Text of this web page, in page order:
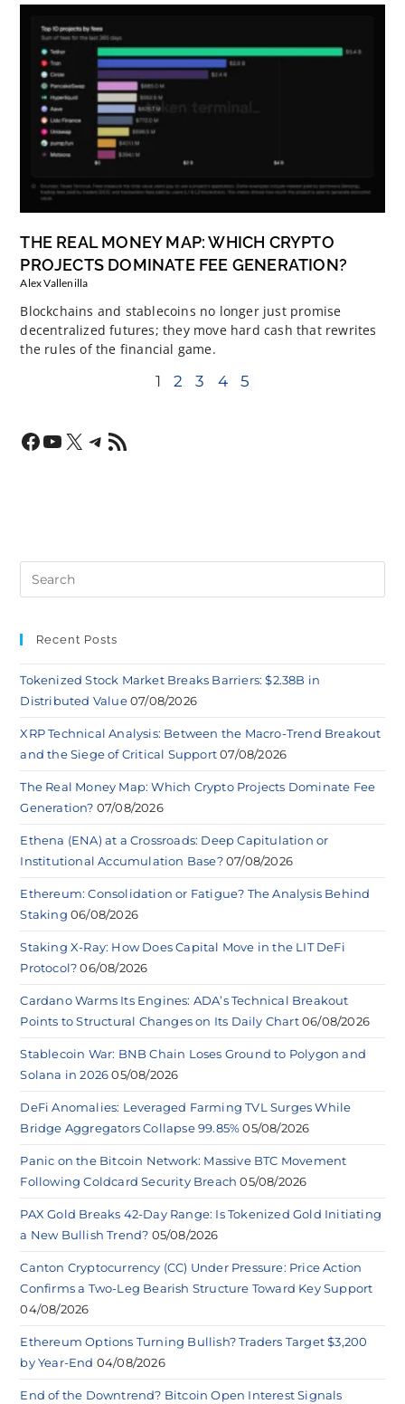
THE REAL MONEY MAP: WHICH CRYPTO
PROJECTS DOMINATE FEE GENERATION?
Alex Vallenilla
Blockchains and stablecoins no longer just promise
decentralized futures; they move hard cash that rewrites
the rules of the financial game.
1 2 3 4 5
Recent Posts
Tokenized Stock Market Breaks Barriers: $2.38B in
Distributed Value 07/08/2026
XRP Technical Analysis: Between the Macro-Trend Breakout
and the Siege of Critical Support 07/08/2026
The Real Money Map: Which Crypto Projects Dominate Fee
Generation? 07/08/2026
Ethena (ENA) at a Crossroads: Deep Capitulation or
Institutional Accumulation Base? 07/08/2026
Ethereum: Consolidation or Fatigue? The Analysis Behind
Staking 06/08/2026
Staking X-Ray: How Does Capital Move in the LIT DeFi
Protocol? 06/08/2026
Cardano Warms Its Engines: ADA’s Technical Breakout
Points to Structural Changes on Its Daily Chart 06/08/2026
Stablecoin War: BNB Chain Loses Ground to Polygon and
Solana in 2026 05/08/2026
DeFi Anomalies: Leveraged Farming TVL Surges While
Bridge Aggregators Collapse 99.85% 05/08/2026
Panic on the Bitcoin Network: Massive BTC Movement
Following Coldcard Security Breach 05/08/2026
PAX Gold Breaks 42-Day Range: Is Tokenized Gold Initiating
a New Bullish Trend? 05/08/2026
Canton Cryptocurrency (CC) Under Pressure: Price Action
Confirms a Two-Leg Bearish Structure Toward Key Support
04/08/2026
Ethereum Options Turning Bullish? Traders Target $3,200
by Year-End 04/08/2026
End of the Downtrend? Bitcoin Open Interest Signals